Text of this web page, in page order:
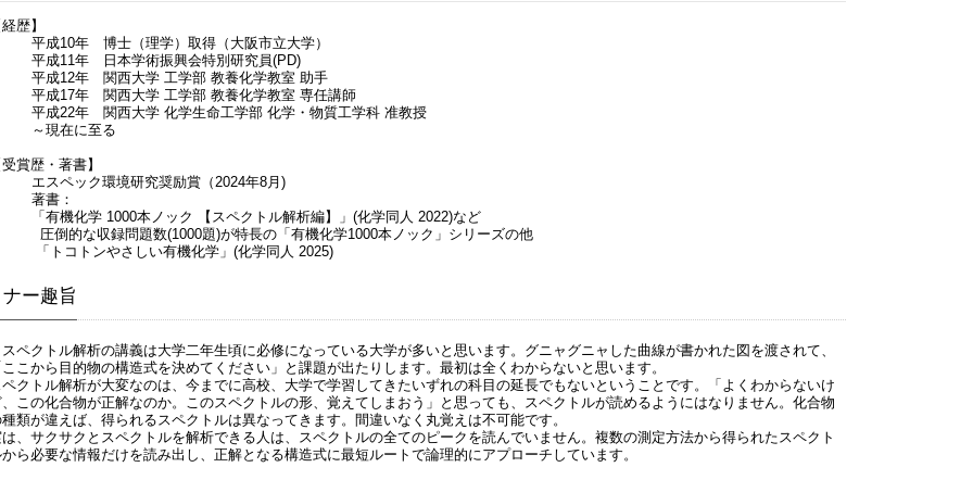
歴】
平成10年 博士（理学）取得（大阪市立大学）
平成11年 日本学術振興会特別研究員(PD)
平成12年 関西大学 工学部 教養化学教室 助手
平成17年 関西大学 工学部 教養化学教室 専任講師
平成22年 関西大学 化学生命工学部 化学・物質工学科 准教授
～現在に至る
賞歴・著書】
エスペック環境研究奨励賞（2024年8月)
著書：
「有機化学 1000本ノック 【スペクトル解析編】」(化学同人 2022)など
圧倒的な収録問題数(1000題)が特長の「有機化学1000本ノック」シリーズの他
「トコトンやさしい有機化学」(化学同人 2025)
ー趣旨
クトル解析の講義は大学二年生頃に必修になっている大学が多いと思います。グニャグニャした曲線が書かれた図を渡されて、
こから目的物の構造式を決めてください」と課題が出たりします。最初は全くわからないと思います。
クトル解析が大変なのは、今までに高校、大学で学習してきたいずれの科目の延長でもないということです。「よくわからないけ
この化合物が正解なのか。このスペクトルの形、覚えてしまおう」と思っても、スペクトルが読めるようにはなりません。化合物
類が違えば、得られるスペクトルは異なってきます。間違いなく丸覚えは不可能です。
、サクサクとスペクトルを解析できる人は、スペクトルの全てのピークを読んでいません。複数の測定方法から得られたスペクト
ら必要な情報だけを読み出し、正解となる構造式に最短ルートで論理的にアプローチしています。